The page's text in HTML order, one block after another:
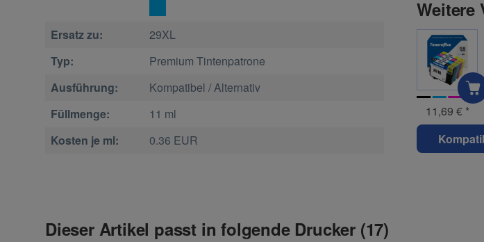
Ersatz zu:
29XL
Typ:
Premium Tintenpatrone
Ausführung:
Kompatibel / Alternativ
Füllmenge:
11 ml
Kosten je ml:
0.36 EUR
Weitere
11,69 € *
Dieser Artikel passt in folgende Drucker (17)